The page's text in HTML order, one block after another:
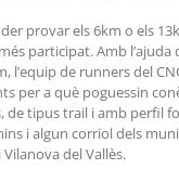
provar els 6km o els
participat. Amb l’ajuda
l’equip de runners del
per a què poguessin
de tipus trail i amb perfil
i algun corriol dels
Vilanova del Vallès.